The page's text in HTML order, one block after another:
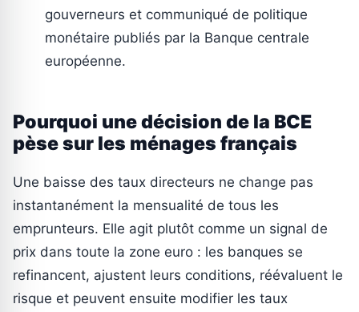
gouverneurs et communiqué de politique
monétaire publiés par la Banque centrale
européenne.
Pourquoi une décision de la BCE
pèse sur les ménages français
Une baisse des taux directeurs ne change pas
instantanément la mensualité de tous les
emprunteurs. Elle agit plutôt comme un signal de
prix dans toute la zone euro : les banques se
refinancent, ajustent leurs conditions, réévaluent le
risque et peuvent ensuite modifier les taux